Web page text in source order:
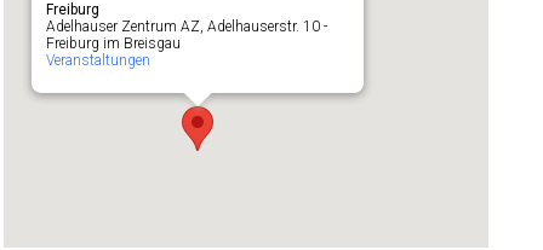
Freiburg
Adelhauser Zentrum AZ, Adelhauserstr. 10 -
Freiburg im Breisgau
Veranstaltungen